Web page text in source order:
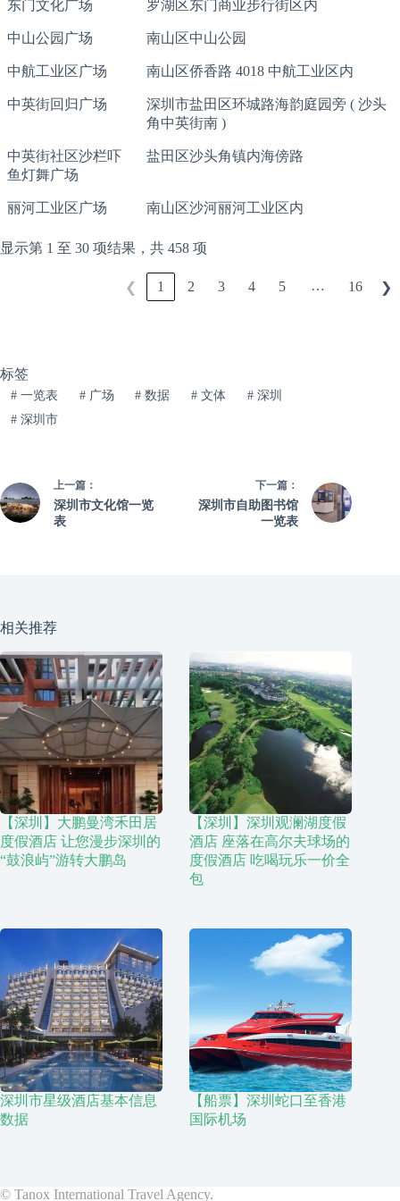
东门文化广场 罗湖区东门商业步行街区内
中山公园广场 南山区中山公园
中航工业区广场 南山区侨香路 4018 中航工业区内
中英街回归广场
深圳市盐田区环城路海韵庭园旁 ( 沙头
角中英街南 )
中英街社区沙栏吓
鱼灯舞广场
盐田区沙头角镇内海傍路
丽河工业区广场 南山区沙河丽河工业区内
显示第 1 至 30 项结果，共 458 项
❮ 1 2 3 4 5 … 16 ❯
标签
#一览表 #广场 # 数据 # 文体 # 深圳
#深圳市
上一篇：
深圳市文化馆一览
表
下一篇：
深圳市自助图书馆
一览表
相关推荐
【深圳】大鹏曼湾禾田居
度假酒店 让您漫步深圳的
“鼓浪屿”游转大鹏岛
【深圳】深圳观澜湖度假
酒店 座落在高尔夫球场的
度假酒店 吃喝玩乐一价全
包
深圳市星级酒店基本信息
数据
【船票】深圳蛇口至香港
国际机场
© Tanox International Travel Agency.